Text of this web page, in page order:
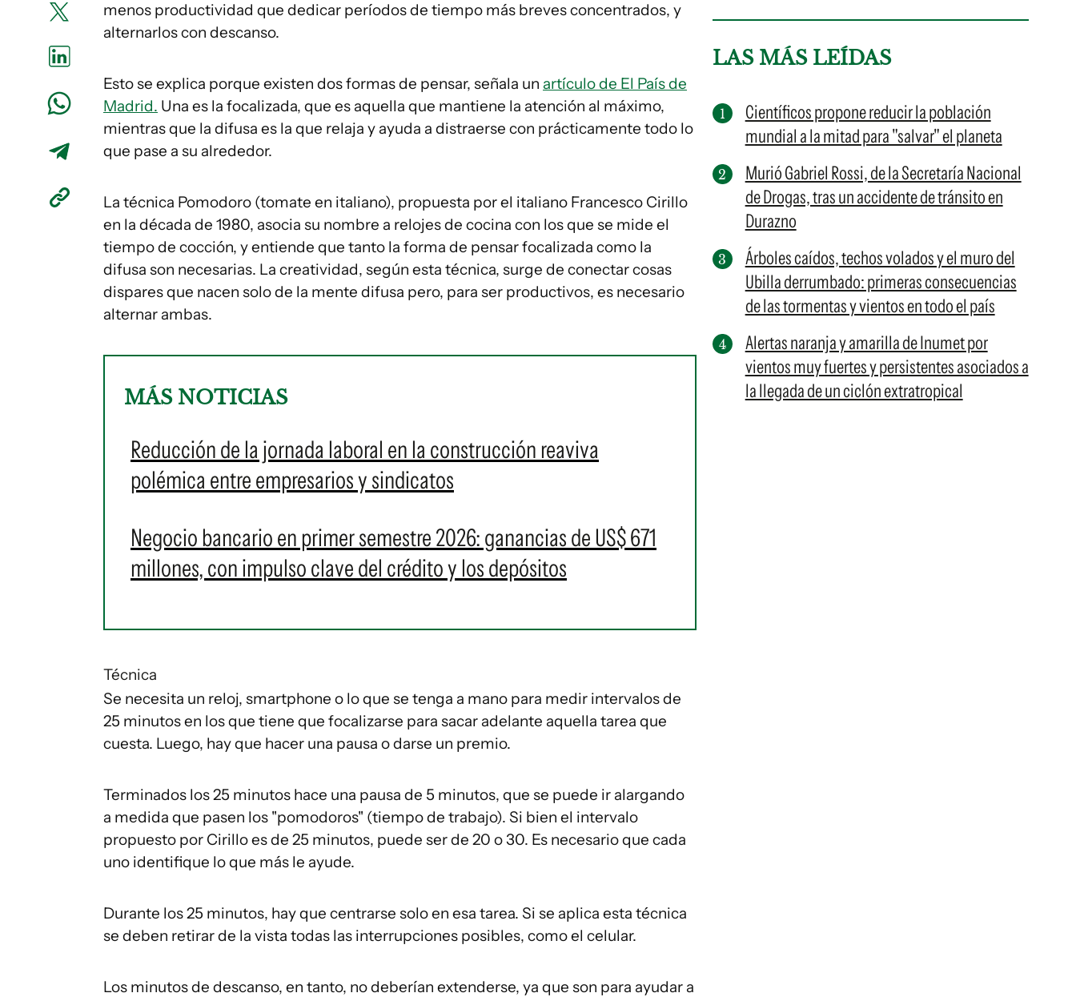
menos productividad que dedicar períodos de tiempo más breves concentrados, y
alternarlos con descanso.
Esto se explica porque existen dos formas de pensar, señala un artículo de El País de
Madrid. Una es la focalizada, que es aquella que mantiene la atención al máximo,
mientras que la difusa es la que relaja y ayuda a distraerse con prácticamente todo lo
que pase a su alrededor.
La técnica Pomodoro (tomate en italiano), propuesta por el italiano Francesco Cirillo
en la década de 1980, asocia su nombre a relojes de cocina con los que se mide el
tiempo de cocción, y entiende que tanto la forma de pensar focalizada como la
difusa son necesarias. La creatividad, según esta técnica, surge de conectar cosas
dispares que nacen solo de la mente difusa pero, para ser productivos, es necesario
alternar ambas.
MÁS NOTICIAS
Reducción de la jornada laboral en la construcción reaviva
polémica entre empresarios y sindicatos
Negocio bancario en primer semestre 2026: ganancias de US$ 671
millones, con impulso clave del crédito y los depósitos
Técnica
Se necesita un reloj, smartphone o lo que se tenga a mano para medir intervalos de
25 minutos en los que tiene que focalizarse para sacar adelante aquella tarea que
cuesta. Luego, hay que hacer una pausa o darse un premio.
Terminados los 25 minutos hace una pausa de 5 minutos, que se puede ir alargando
a medida que pasen los "pomodoros" (tiempo de trabajo). Si bien el intervalo
propuesto por Cirillo es de 25 minutos, puede ser de 20 o 30. Es necesario que cada
uno identifique lo que más le ayude.
Durante los 25 minutos, hay que centrarse solo en esa tarea. Si se aplica esta técnica
se deben retirar de la vista todas las interrupciones posibles, como el celular.
Los minutos de descanso, en tanto, no deberían extenderse, ya que son para ayudar a
LAS MÁS LEÍDAS
Científicos propone reducir la población
mundial a la mitad para "salvar" el planeta
Murió Gabriel Rossi, de la Secretaría Nacional
de Drogas, tras un accidente de tránsito en
Durazno
Árboles caídos, techos volados y el muro del
Ubilla derrumbado: primeras consecuencias
de las tormentas y vientos en todo el país
Alertas naranja y amarilla de Inumet por
vientos muy fuertes y persistentes asociados a
la llegada de un ciclón extratropical